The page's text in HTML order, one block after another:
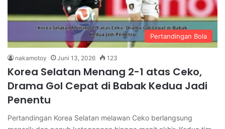
Pertandingan Bola
nakamotoy Juni 13, 2026 123
Korea Selatan Menang 2-1 atas Ceko,
Drama Gol Cepat di Babak Kedua Jadi
Penentu
Pertandingan Korea Selatan melawan Ceko berlangsung